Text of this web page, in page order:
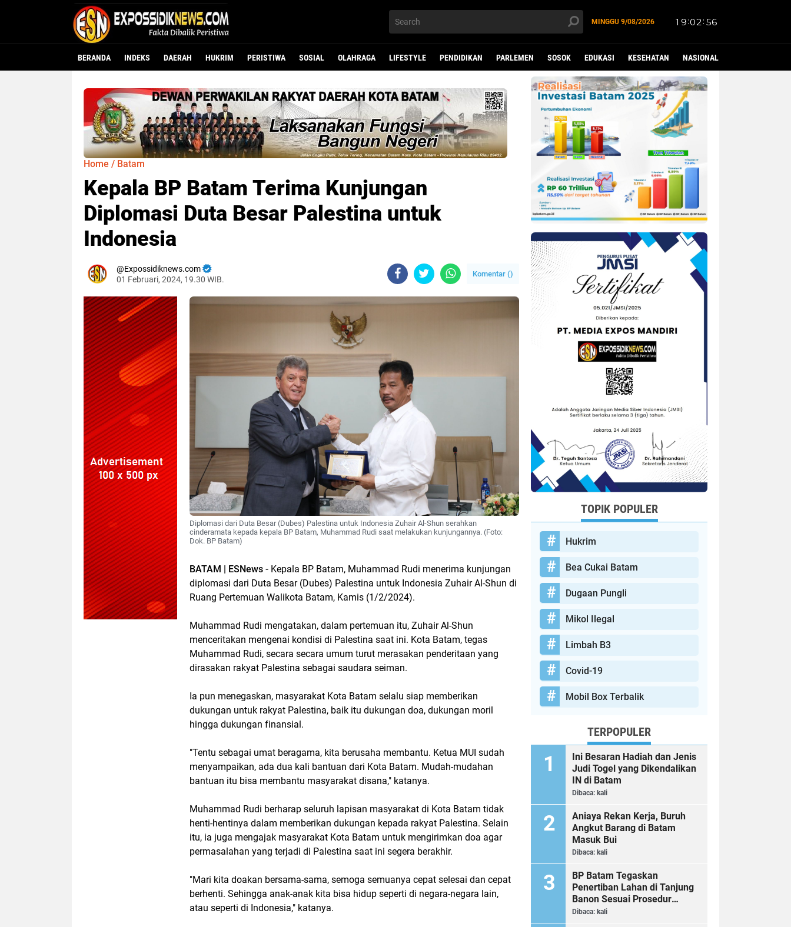
MINGGU 9/08/2026
BERANDA INDEKS DAERAH HUKRIM PERISTIWA SOSIAL OLAHRAGA LIFESTYLE PENDIDIKAN PARLEMEN SOSOK EDUKASI KESEHATAN NASIONAL
Home / Batam
Kepala BP Batam Terima Kunjungan
Diplomasi Duta Besar Palestina untuk
Indonesia
Expossidiknews.com
01 Februari, 2024, 19.30 WIB.
Komentar ()
Diplomasi dari Duta Besar (Dubes) Palestina untuk Indonesia Zuhair Al-Shun serahkan
cinderamata kepada kepala BP Batam, Muhammad Rudi saat melakukan kunjungannya. (Foto:
Dok. BP Batam)
BATAM | ESNews - Kepala BP Batam, Muhammad Rudi menerima kunjungan
diplomasi dari Duta Besar (Dubes) Palestina untuk Indonesia Zuhair Al-Shun di
Ruang Pertemuan Walikota Batam, Kamis (1/2/2024).
Muhammad Rudi mengatakan, dalam pertemuan itu, Zuhair Al-Shun
menceritakan mengenai kondisi di Palestina saat ini. Kota Batam, tegas
Muhammad Rudi, secara secara umum turut merasakan penderitaan yang
dirasakan rakyat Palestina sebagai saudara seiman.
Ia pun menegaskan, masyarakat Kota Batam selalu siap memberikan
dukungan untuk rakyat Palestina, baik itu dukungan doa, dukungan moril
hingga dukungan finansial.
"Tentu sebagai umat beragama, kita berusaha membantu. Ketua MUI sudah
menyampaikan, ada dua kali bantuan dari Kota Batam. Mudah-mudahan
bantuan itu bisa membantu masyarakat disana," katanya.
Muhammad Rudi berharap seluruh lapisan masyarakat di Kota Batam tidak
henti-hentinya dalam memberikan dukungan kepada rakyat Palestina. Selain
itu, ia juga mengajak masyarakat Kota Batam untuk mengirimkan doa agar
permasalahan yang terjadi di Palestina saat ini segera berakhir.
"Mari kita doakan bersama-sama, semoga semuanya cepat selesai dan cepat
berhenti. Sehingga anak-anak kita bisa hidup seperti di negara-negara lain,
atau seperti di Indonesia," katanya.
TOPIK POPULER
Hukrim
Bea Cukai Batam
Dugaan Pungli
Mikol Ilegal
Limbah B3
Covid-19
Mobil Box Terbalik
TERPOPULER
Ini Besaran Hadiah dan Jenis
Judi Togel yang Dikendalikan
IN di Batam
Dibaca: kali
Aniaya Rekan Kerja, Buruh
Angkut Barang di Batam
Masuk Bui
Dibaca: kali
BP Batam Tegaskan
Penertiban Lahan di Tanjung
Banon Sesuai Prosedur
Hukum
Dibaca: kali